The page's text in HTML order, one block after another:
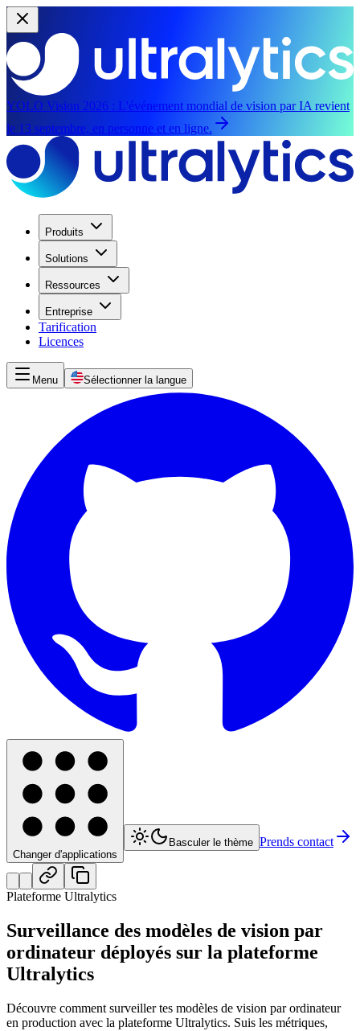
YOLO Vision 2026 : L'événement mondial de vision par IA revient
le 13 septembre, en personne et en ligne.
Produits
Solutions
Ressources
Entreprise
Tarification
Licences
Menu Sélectionner la langue
Changer d'applications
Basculer le thème Prends contact
Plateforme Ultralytics
Surveillance des modèles de vision par
ordinateur déployés sur la plateforme
Ultralytics
Découvre comment surveiller tes modèles de vision par ordinateur
en production avec la plateforme Ultralytics. Suis les métriques,